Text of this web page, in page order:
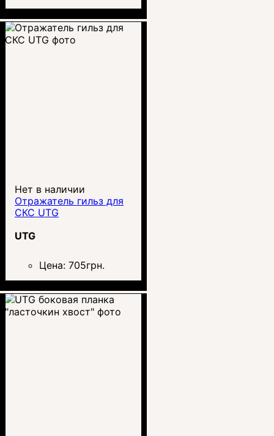
Нет в наличии
Отражатель гильз для
СКС UTG
UTG
Цена: 705грн.